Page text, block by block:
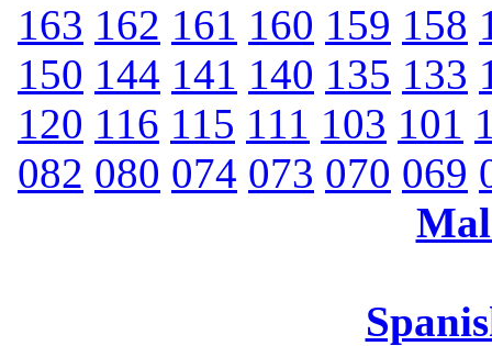
163 162 161 160 159 158
150 144 141 140 135 133
120 116 115 111 103 101
082 080 074 073 070 069